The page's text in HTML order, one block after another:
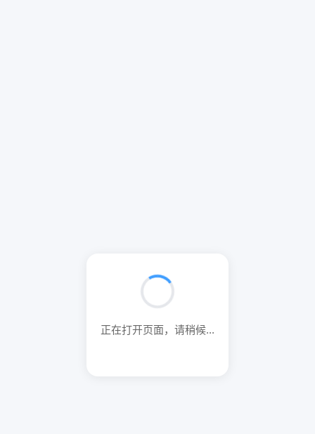
正在打开页面，请稍候...